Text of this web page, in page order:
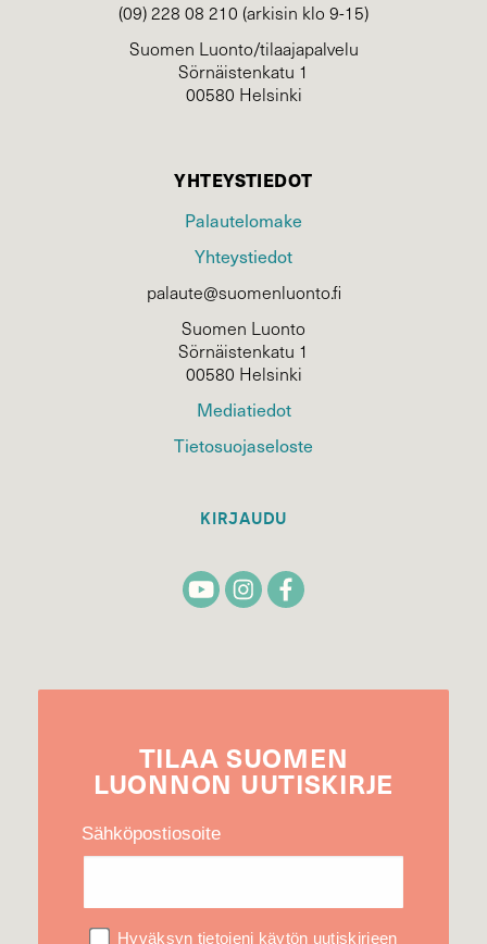
(09) 228 08 210 (arkisin klo 9-15)
Suomen Luonto/tilaajapalvelu
Sörnäistenkatu 1
00580 Helsinki
YHTEYSTIEDOT
Palautelomake
Yhteystiedot
palaute@suomenluonto.fi
Suomen Luonto
Sörnäistenkatu 1
00580 Helsinki
Mediatiedot
Tietosuojaseloste
KIRJAUDU
TILAA SUOMEN
LUONNON UUTIS­KIRJE
Sähköpostiosoite
Hyväksyn tietojeni käytön uutiskirjeen